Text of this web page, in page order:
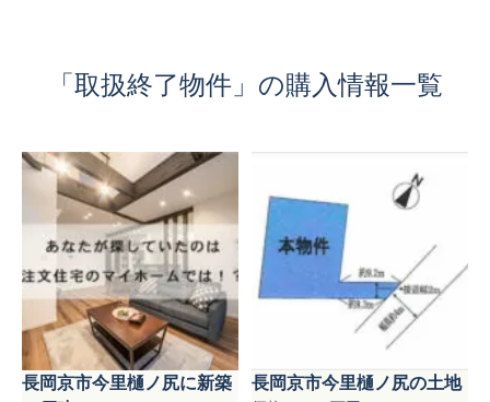
「取扱終了物件」の購入情報一覧
長岡京市今里樋ノ尻に新築
長岡京市今里樋ノ尻の土地